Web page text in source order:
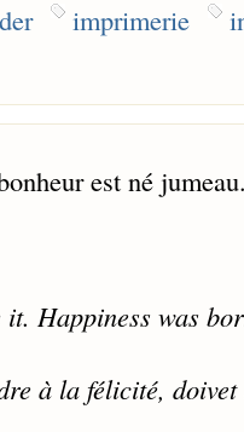
imprimerie
est né jumeau.
Happiness was
à la félicité,